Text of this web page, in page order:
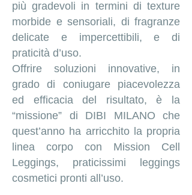
più gradevoli in termini di texture
morbide e sensoriali, di fragranze
delicate e impercettibili, e di
praticità d’uso.
Offrire soluzioni innovative, in
grado di coniugare piacevolezza
ed efficacia del risultato, è la
“missione” di DIBI MILANO che
quest’anno ha arricchito la propria
linea corpo con Mission Cell
Leggings, praticissimi leggings
cosmetici pronti all’uso.